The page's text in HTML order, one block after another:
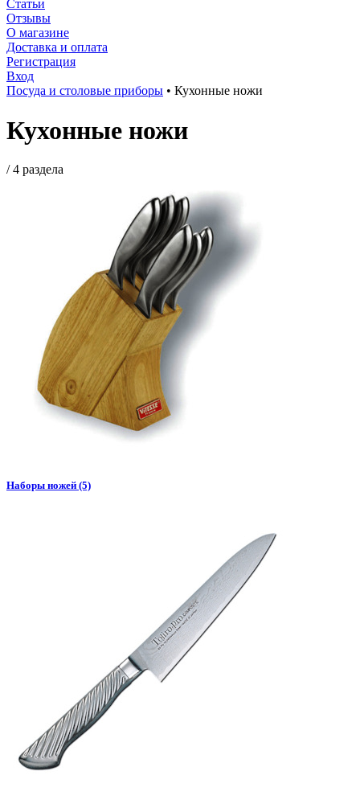
Статьи
Отзывы
О магазине
Доставка и оплата
Регистрация
Вход
Посуда и столовые приборы • Кухонные ножи
Кухонные ножи
/4 раздела
Наборы ножей (5)